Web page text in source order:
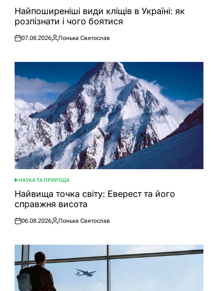
УНайпоширеніші види кліщів в Україні: як
розпізнати і чого боятися
Оприлюднено
07.08.2026
Опубліковано
Понька Святослав
ОПУБЛІКУВАТИ
У
НАУКА ТА ПРИРОДА
Найвища точка світу: Еверест та його
справжня висота
Оприлюднено
06.08.2026
Опубліковано
Понька Святослав